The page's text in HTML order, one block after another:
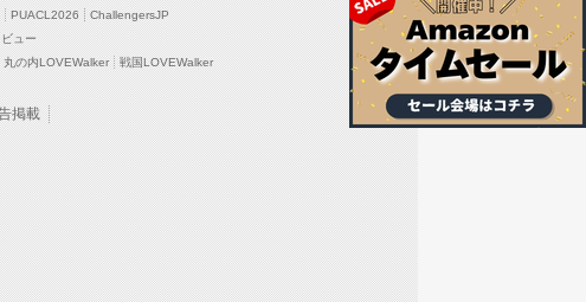
PUACL2026
ChallengersJP
ュー
丸の内LOVEWalker 戦国LOVEWalker
掲載